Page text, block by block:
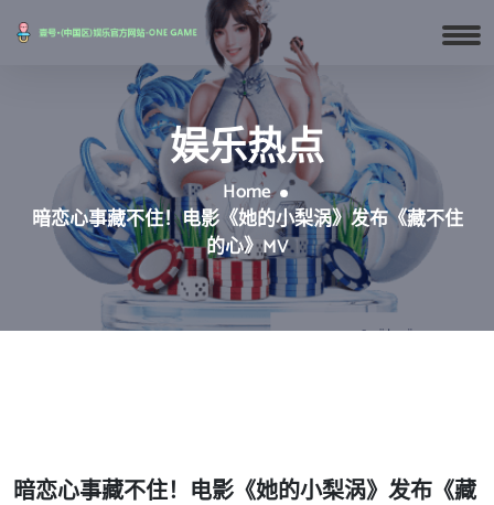
娱乐热点
Home
暗恋心事藏不住！电影《她的小梨涡》发布《藏不住
的心》MV
暗恋心事藏不住！电影《她的小梨涡》发布《藏